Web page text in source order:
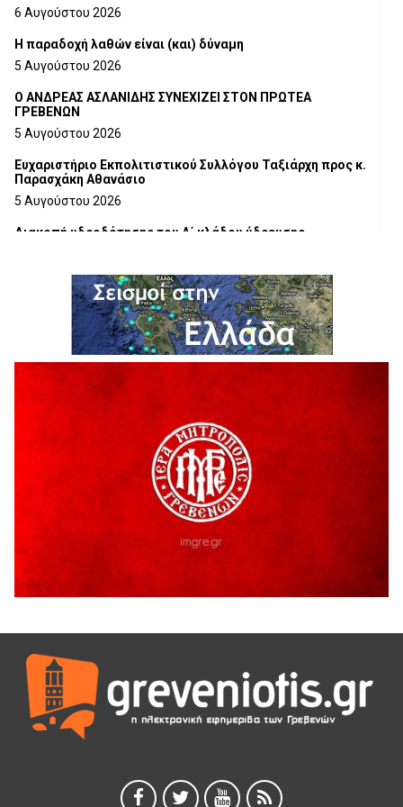
6 Αυγούστου 2026
H παραδοχή λαθών είναι (και) δύναμη
5 Αυγούστου 2026
Ο ΑΝΔΡΕΑΣ ΑΣΛΑΝΙΔΗΣ ΣΥΝΕΧΙΖΕΙ ΣΤΟΝ ΠΡΩΤΕΑ
ΓΡΕΒΕΝΩΝ
5 Αυγούστου 2026
Ευχαριστήριο Εκπολιτιστικού Συλλόγου Ταξιάρχη προς κ.
Παρασχάκη Αθανάσιο
5 Αυγούστου 2026
Διακοπή υδροδότησης του Α΄ κλάδου ύδρευσης
Η Marseaux στα Γρεβενά για μια μοναδική συναυλία
5 Αυγούστου 2026
Θερινό Σινεμά στο πλαίσιο του «Πολιτιστικού
Καλοκαιριού 2026» με την βραβευμένη ταινία «Μικρές
Ανάσες».
5 Αυγούστου 2026
Γρεβενά: Συνελήφθη 18χρονος αλλοδαπός, για κλοπή
εξοπλισμού γυμναστηρίου
5 Αυγούστου 2026
ΑΗ ΛΑΟΣ | 5 Αυγούστου | Υπαίθριο Θέατρο “Καστράκι”,
41η Γιορτή Κρασιού στο Τρίκωμο – «Γιορτή Παράδοσης»
5 Αυγούστου 2026
ΕΥΧΑΡΙΣΤΙΕΣ Φυσιολατρικού Συλλόγου Γρεβενών
4 Αυγούστου 2026
Έκτακτη χρηματοδότηση 400.000€ για επιπλέον εργασίες
στο Δημοτικό Στάδιο Γρεβενών «Μίλτος Τεντόγλου»